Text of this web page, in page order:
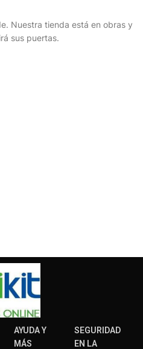
Nuestra tienda está en obras y
sus puertas.
AYUDA Y
MÁS
SEGURIDAD
EN LA